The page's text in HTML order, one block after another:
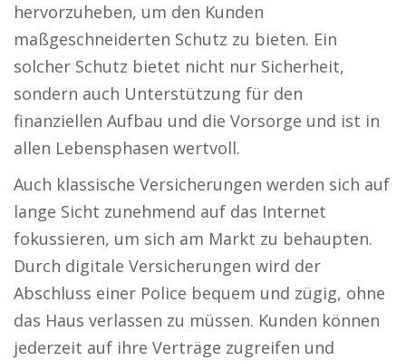
hervorzuheben, um den Kunden
maßgeschneiderten Schutz zu bieten. Ein
solcher Schutz bietet nicht nur Sicherheit,
sondern auch Unterstützung für den
finanziellen Aufbau und die Vorsorge und ist in
allen Lebensphasen wertvoll.
Auch klassische Versicherungen werden sich auf
lange Sicht zunehmend auf das Internet
fokussieren, um sich am Markt zu behaupten.
Durch digitale Versicherungen wird der
Abschluss einer Police bequem und zügig, ohne
das Haus verlassen zu müssen. Kunden können
jederzeit auf ihre Verträge zugreifen und